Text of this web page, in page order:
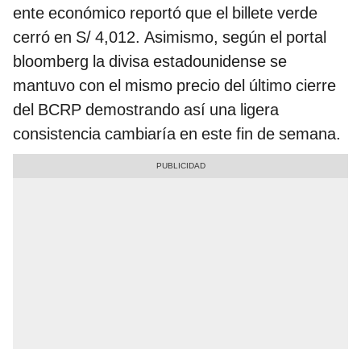
ente económico reportó que el billete verde
cerró en S/ 4,012. Asimismo, según el portal
bloomberg la divisa estadounidense se
mantuvo con el mismo precio del último cierre
del BCRP demostrando así una ligera
consistencia cambiaría en este fin de semana.